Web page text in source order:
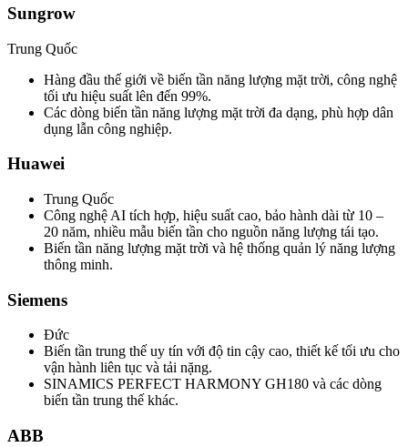
Sungrow
Trung Quốc
Hàng đầu thế giới về biến tần năng lượng mặt trời, công nghệ
tối ưu hiệu suất lên đến 99%.
Các dòng biến tần năng lượng mặt trời đa dạng, phù hợp dân
dụng lẫn công nghiệp.
Huawei
Trung Quốc
Công nghệ AI tích hợp, hiệu suất cao, bảo hành dài từ 10 –
20 năm, nhiều mẫu biến tần cho nguồn năng lượng tái tạo.
Biến tần năng lượng mặt trời và hệ thống quản lý năng lượng
thông minh.
Siemens
Đức
Biến tần trung thế uy tín với độ tin cậy cao, thiết kế tối ưu cho
vận hành liên tục và tải nặng.
SINAMICS PERFECT HARMONY GH180 và các dòng
biến tần trung thế khác.
ABB